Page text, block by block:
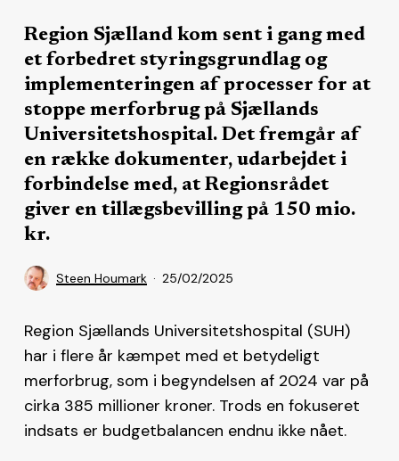
Region Sjælland kom sent i gang med
et forbedret styringsgrundlag og
implementeringen af processer for at
stoppe merforbrug på Sjællands
Universitetshospital. Det fremgår af
en række dokumenter, udarbejdet i
forbindelse med, at Regionsrådet
giver en tillægsbevilling på 150 mio.
kr.
Steen Houmark 25/02/2025
Region Sjællands Universitetshospital (SUH)
har i flere år kæmpet med et betydeligt
merforbrug, som i begyndelsen af 2024 var på
cirka 385 millioner kroner. Trods en fokuseret
indsats er budgetbalancen endnu ikke nået.